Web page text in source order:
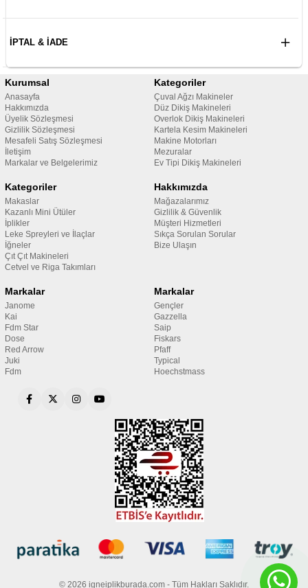
İPTAL & İADE
Kurumsal
Anasayfa
Hakkımızda
Üyelik Sözleşmesi
Gizlilik Sözleşmesi
Mesafeli Satış Sözleşmesi
İletişim
Markalar ve Belgelerimiz
Kategoriler
Çuval Ağzı Makineler
Düz Dikiş Makineleri
Overlok Dikiş Makineleri
Kartela Kesim Makineleri
Makine Motorları
Mezuralar
Ev Tipi Dikiş Makineleri
Kategoriler
Makaslar
Kazanlı Mini Ütüler
İplikler
Leke Spreyleri ve İlaçlar
İğneler
Çıt Çıt Makineleri
Cetvel ve Riga Takımları
Hakkımızda
Mağazalarımız
Gizlilik & Güvenlik
Müşteri Hizmetleri
Sıkça Sorulan Sorular
Bize Ulaşın
Markalar
Janome
Kai
Fdm Star
Dose
Red Arrow
Juki
Fdm
Markalar
Gençler
Gazzella
Saip
Fiskars
Pfaff
Typical
Hoechstmass
© 2026 igneiplikburada.com - Tüm Hakları Saklıdır.